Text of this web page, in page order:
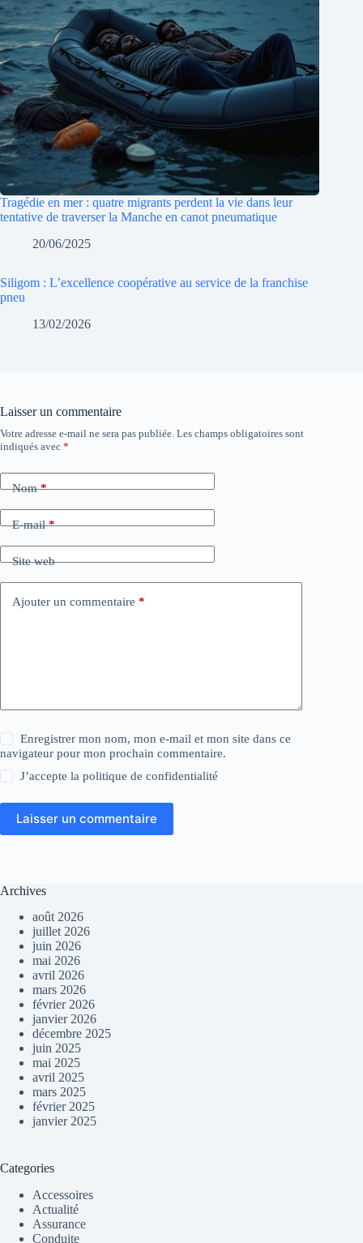
Tragédie en mer : quatre migrants perdent la vie dans leur
tentative de traverser la Manche en canot pneumatique
20/06/2025
Siligom : L’excellence coopérative au service de la franchise
pneu
13/02/2026
Laisser un commentaire
Votre adresse e-mail ne sera pas publiée. Les champs obligatoires sont
indiqués avec *
Nom*
E-mail*
Site web
Ajouter un commentaire *
Enregistrer mon nom, mon e-mail et mon site dans ce
navigateur pour mon prochain commentaire.
J’accepte lapolitique de confidentialité
Laisser un commentaire
Archives
août 2026
juillet 2026
juin 2026
mai 2026
avril 2026
mars 2026
février 2026
janvier 2026
décembre 2025
juin 2025
mai 2025
avril 2025
mars 2025
février 2025
janvier 2025
Categories
Accessoires
Actualité
Assurance
Conduite